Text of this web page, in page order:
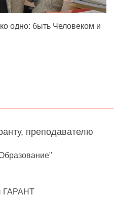
одно: быть Человеком и
преподавателю
ГАРАНТ